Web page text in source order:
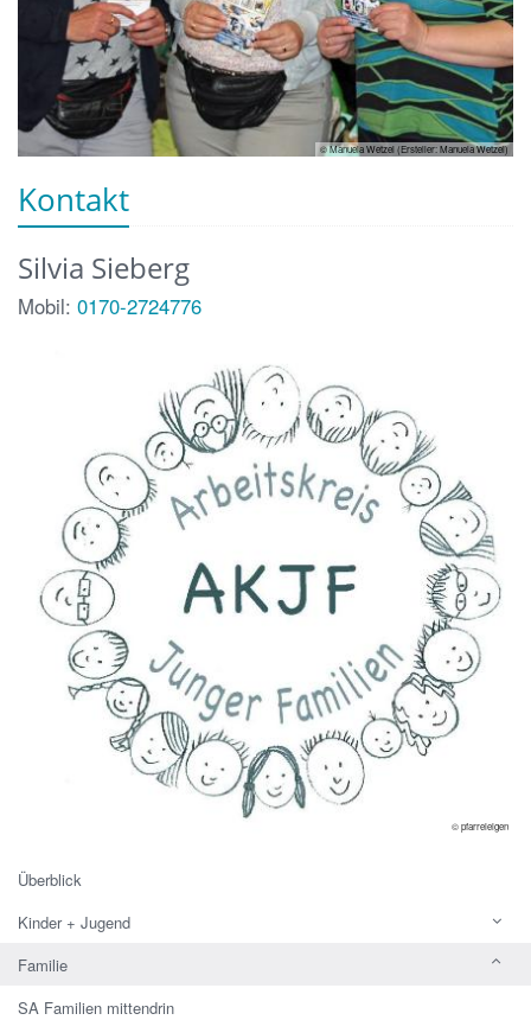
© Manuela Wetzel (Ersteller: Manuela Wetzel)
Kontakt
Silvia Sieberg
Mobil: 0170-2724776
© pfarreieigen
Überblick
Kinder + Jugend
Familie
SA Familien mittendrin